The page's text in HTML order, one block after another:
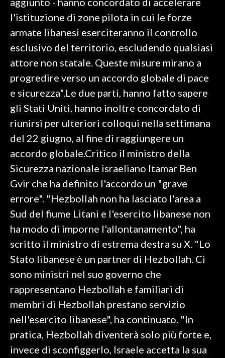
SALUTE
SARDEGNA TURISMO
#CARAUNIONE
3 MINUTI CON
INFO AZIENDE
ABBONATI
ANNUNCI
NECROLOGI
PUBBLICITÀ
SPIAGGE
STORE
l'istituzione di zone pilota in cui le forze
armate libanesi eserciteranno il controllo
esclusivo del territorio, escludendo qualsiasi
attore non statale. Queste misure mirano a
progredire verso un accordo globale di pace
e sicurezza".Le due parti, hanno fatto sapere
gli Stati Uniti, hanno inoltre concordato di
riunirsi per ulteriori colloqui nella settimana
del 22 giugno, al fine di raggiungere un
accordo globale.Critico il ministro della
Sicurezza nazionale israeliano Itamar Ben
Gvir che ha definito l'accordo un "grave
errore". "Hezbollah non ha lasciato l'area a
Sud del fiume Litani e l'esercito libanese non
ha modo di imporne l'allontanamento", ha
scritto il ministro di estrema destra su X. "Lo
Stato libanese è un partner di Hezbollah. Ci
sono ministri nel suo governo che
rappresentano Hezbollah e familiari di
membri di Hezbollah prestano servizio
nell'esercito libanese", ha continuato. "In
pratica, Hezbollah diventerà solo più forte e,
invece di sconfiggerlo, Israele accetta la sua